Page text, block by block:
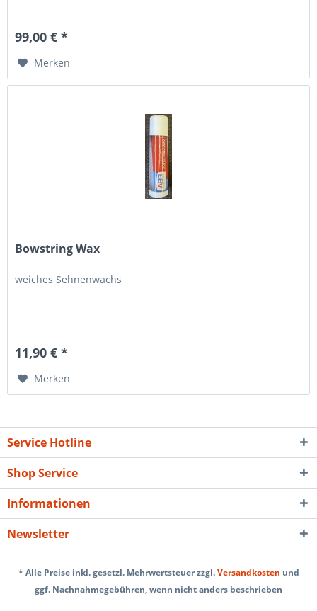
99,00 € *
Merken
Bowstring Wax
weiches Sehnenwachs
11,90 € *
Merken
Service Hotline
Shop Service
Informationen
Newsletter
* Alle Preise inkl. gesetzl. Mehrwertsteuer zzgl.Versandkosten und
ggf. Nachnahmegebühren, wenn nicht anders beschrieben